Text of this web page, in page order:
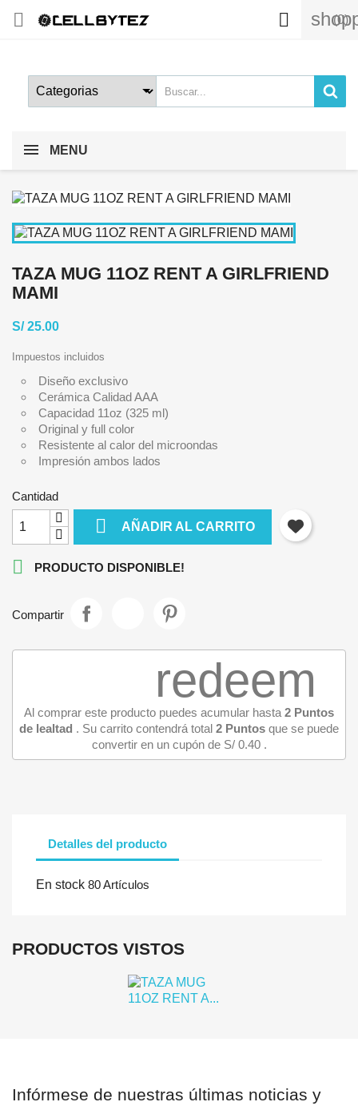
 (0)

MENU
TAZA MUG 11OZ RENT A GIRLFRIEND
MAMI
S/ 25.00
Impuestos incluidos
Diseño exclusivo
Cerámica Calidad AAA
Capacidad 11oz (325 ml)
Original y full color
Resistente al calor del microondas
Impresión ambos lados
Cantidad
 AÑADIR AL CARRITO
 PRODUCTO DISPONIBLE!
Compartir
redeem
Al comprar este producto puedes acumular hasta 2 Puntos
de lealtad . Su carrito contendrá total 2 Puntos que se puede
convertir en un cupón de S/ 0.40.
Detalles del producto
En stock 80 Artículos
PRODUCTOS VISTOS
Infórmese de nuestras últimas noticias y